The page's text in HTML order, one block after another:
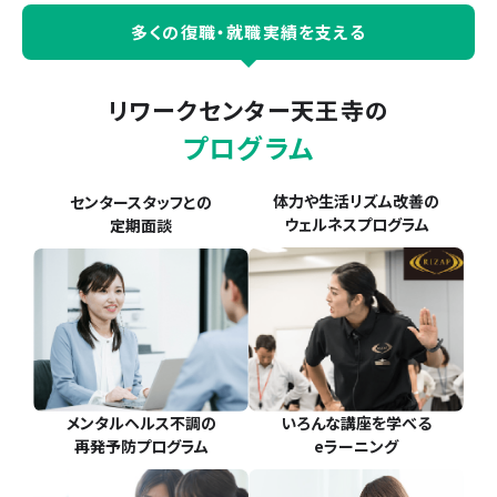
多くの復職・就職実績を支える
リワークセンター天王寺の
プログラム
センタースタッフとの
定期面談
体力や生活リズム改善の
ウェルネスプログラム
メンタルヘルス不調の
再発予防プログラム
いろんな講座を学べる
eラーニング